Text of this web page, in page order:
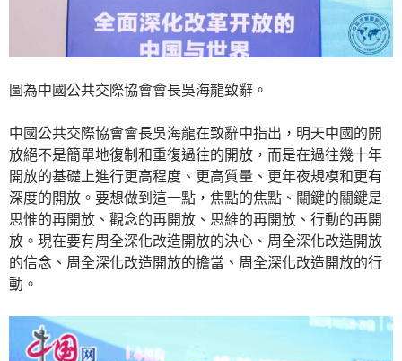
圖為中國公共交際協會會長吳海龍致辭。
中國公共交際協會會長吳海龍在致辭中指出，明天中國的開
放絕不是簡單地復制和重復過往的開放，而是在過往幾十年
開放的基礎上進行更高程度、更高質量、更年夜規模和更有
深度的開放。要想做到這一點，焦點的焦點、關鍵的關鍵是
思惟的再開放、觀念的再開放、思維的再開放、行動的再開
放。現在要有周全深化改造開放的決心、周全深化改造開放
的信念、周全深化改造開放的擔當、周全深化改造開放的行
動。